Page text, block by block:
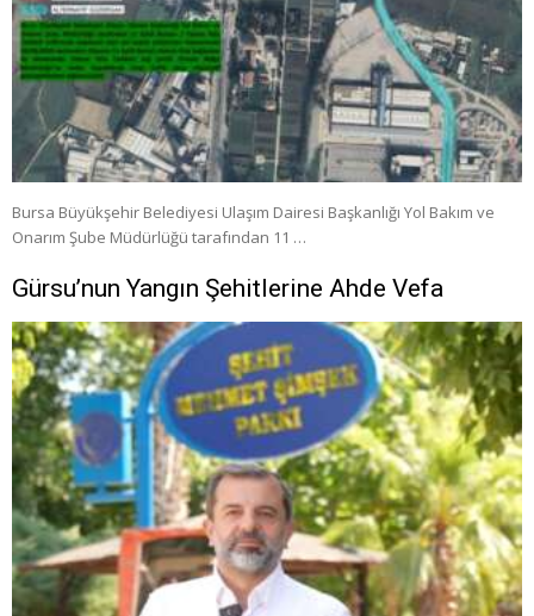
Bursa Büyükşehir Belediyesi Ulaşım Dairesi Başkanlığı Yol Bakım ve
Onarım Şube Müdürlüğü tarafından 11 …
Gürsu’nun Yangın Şehitlerine Ahde Vefa